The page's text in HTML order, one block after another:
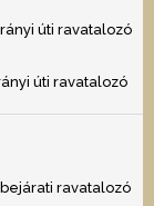
úti ravatalozó
úti ravatalozó
ravatalozó